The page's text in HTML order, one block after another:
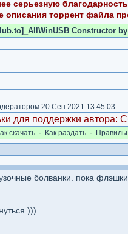
серьезную
описания торрент файла
Constructor
20 Сен 2021 13:45:03
для поддержки автора:
cкачать · Как раздать ·
болванки. пока
)))